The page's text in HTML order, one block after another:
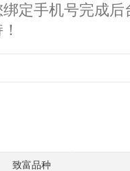
致富品种